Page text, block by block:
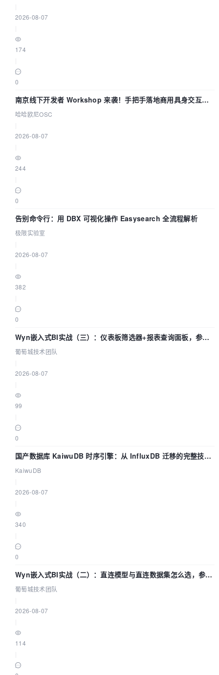
2026-08-07
174
0
南京线下开发者 Workshop 来袭！手把手落地商用具身交互智
能 Agent 应用
哈哈欧尼OSC
2026-08-07
244
0
告别命令行：用 DBX 可视化操作 Easysearch 全流程解析
极限实验室
2026-08-07
382
0
Wyn嵌入式BI实战（三）：仪表板筛选器+报表查询面板，参数
联动全闭环
葡萄城技术团队
2026-08-07
99
0
国产数据库 KaiwuDB 时序引擎：从 InfluxDB 迁移的完整技术
路径
KaiwuDB
2026-08-07
340
0
Wyn嵌入式BI实战（二）：直连模型与直连数据集怎么选，参数
为什么不生效？| 葡萄城技术团队
葡萄城技术团队
2026-08-07
114